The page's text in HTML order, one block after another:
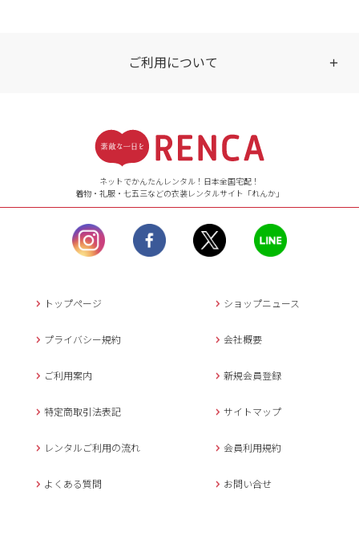
ご利用について
【ご注文（インターネット）】
24時間年中無休
【お問い合わせ窓口（メー
ル）】10:00~17:00
土曜日、日曜日、臨
時休業日を除く。
営業時間外にいただ
返信させていただきま
年末年始、大型連休
メールでのお問い合わせ
ネットでかんたんレンタル！日本全国宅配！
着物・礼服・七五三などの衣装レンタルサイト「れんか」
トップページ ショップニュース
プライバシー規約 会社概要
ご利用案内 新規会員登録
特定商取引法表記 サイトマップ
レンタルご利用の流れ 会員利用規約
よくある質問 お問い合せ